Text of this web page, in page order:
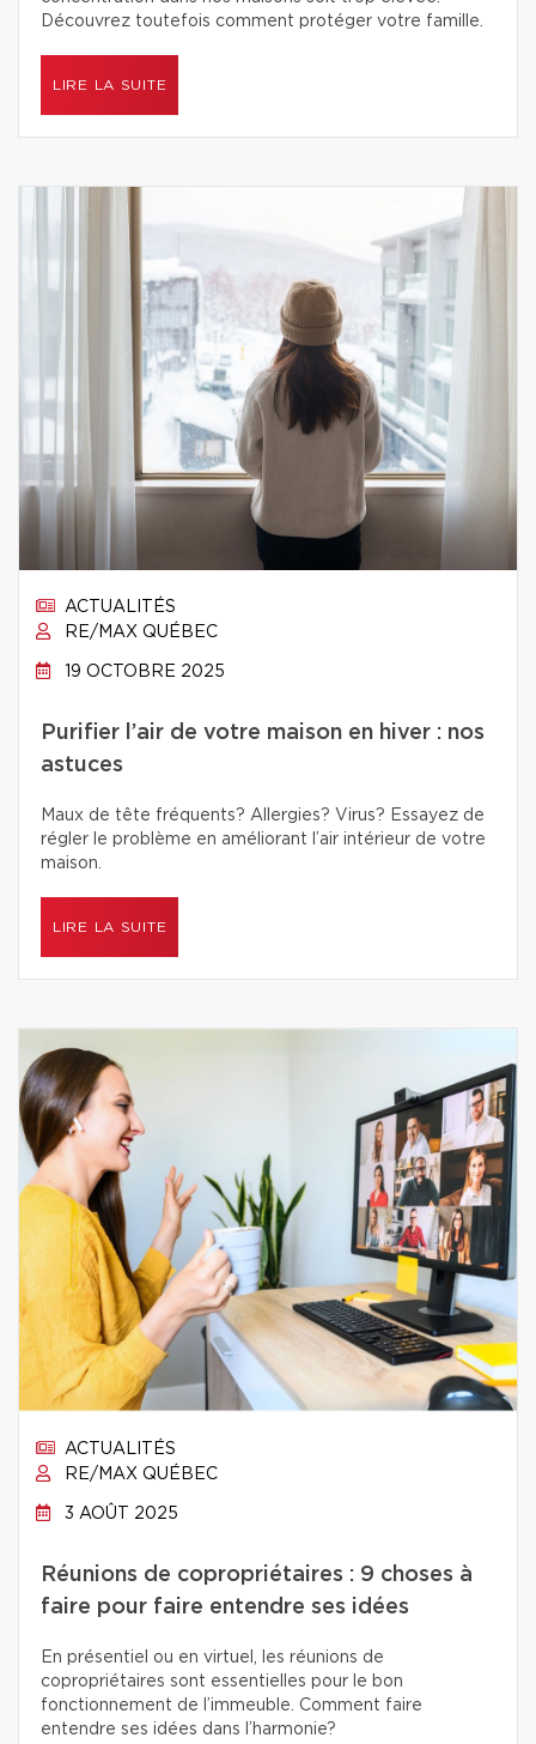
Découvrez toutefois comment protéger votre famille.
LIRE LA SUITE
ACTUALITÉS
RE/MAX QUÉBEC
19 OCTOBRE 2025
Purifier l’air de votre maison en hiver : nos
astuces
Maux de tête fréquents? Allergies? Virus? Essayez de
régler le problème en améliorant l’air intérieur de votre
maison.
LIRE LA SUITE
ACTUALITÉS
RE/MAX QUÉBEC
3 AOÛT 2025
Réunions de copropriétaires : 9 choses à
faire pour faire entendre ses idées
En présentiel ou en virtuel, les réunions de
copropriétaires sont essentielles pour le bon
fonctionnement de l’immeuble. Comment faire
entendre ses idées dans l’harmonie?